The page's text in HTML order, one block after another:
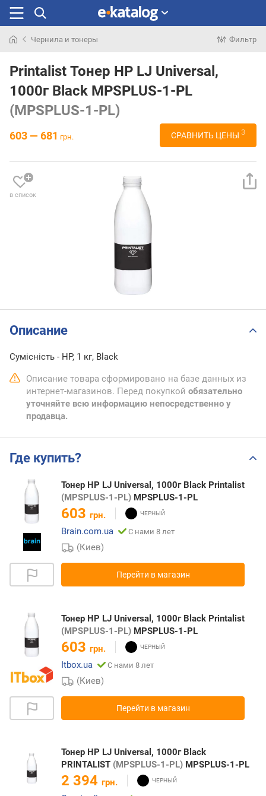
раньше
Чернила и тонеры Фильтр
Printalist Тонер HP LJ Universal,
1000г Black MPSPLUS-1-PL
(MPSPLUS-1-PL)
603 — 681 грн. СРАВНИТЬ ЦЕНЫ 3
в список
Описание
Сумісність - HP, 1 кг, Black
Описание товара сформировано на базе данных из
интернет-магазинов. Перед покупкой обязательно
уточняйте всю информацию непосредственно у
продавца.
Где купить?
Тонер HP LJ Universal, 1000г Black Printalist
(MPSPLUS-1-PL) MPSPLUS-1-PL
603 грн.
Brain.com.ua
С нами 8 лет
(Киев)
Перейти в магазин
Тонер HP LJ Universal, 1000г Black Printalist
(MPSPLUS-1-PL) MPSPLUS-1-PL
603 грн.
Itbox.ua
С нами 8 лет
(Киев)
Перейти в магазин
Тонер HP LJ Universal, 1000г Black
PRINTALIST (MPSPLUS-1-PL) MPSPLUS-1-PL
2 394 грн.